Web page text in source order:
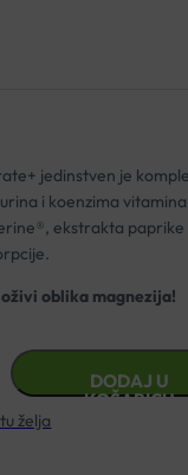
jedinstven je
i koenzima
ekstrakta paprike
oblika magnezija!
DODAJ U
KOŠARICU
želja